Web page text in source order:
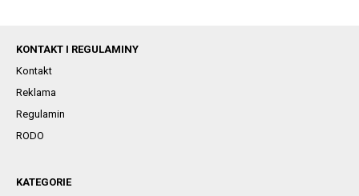
KONTAKT I REGULAMINY
Kontakt
Reklama
Regulamin
RODO
KATEGORIE